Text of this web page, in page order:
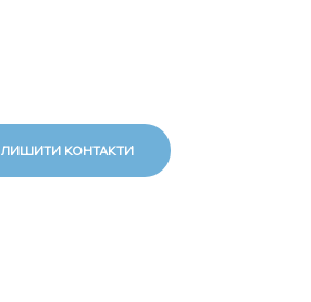
ЛИШИТИ КОНТАКТИ